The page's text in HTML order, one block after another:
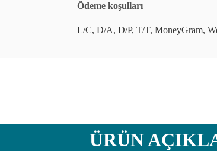
Ödeme koşulları
L/C, D/A, D/P, T/T, MoneyGram,
ÜRÜN